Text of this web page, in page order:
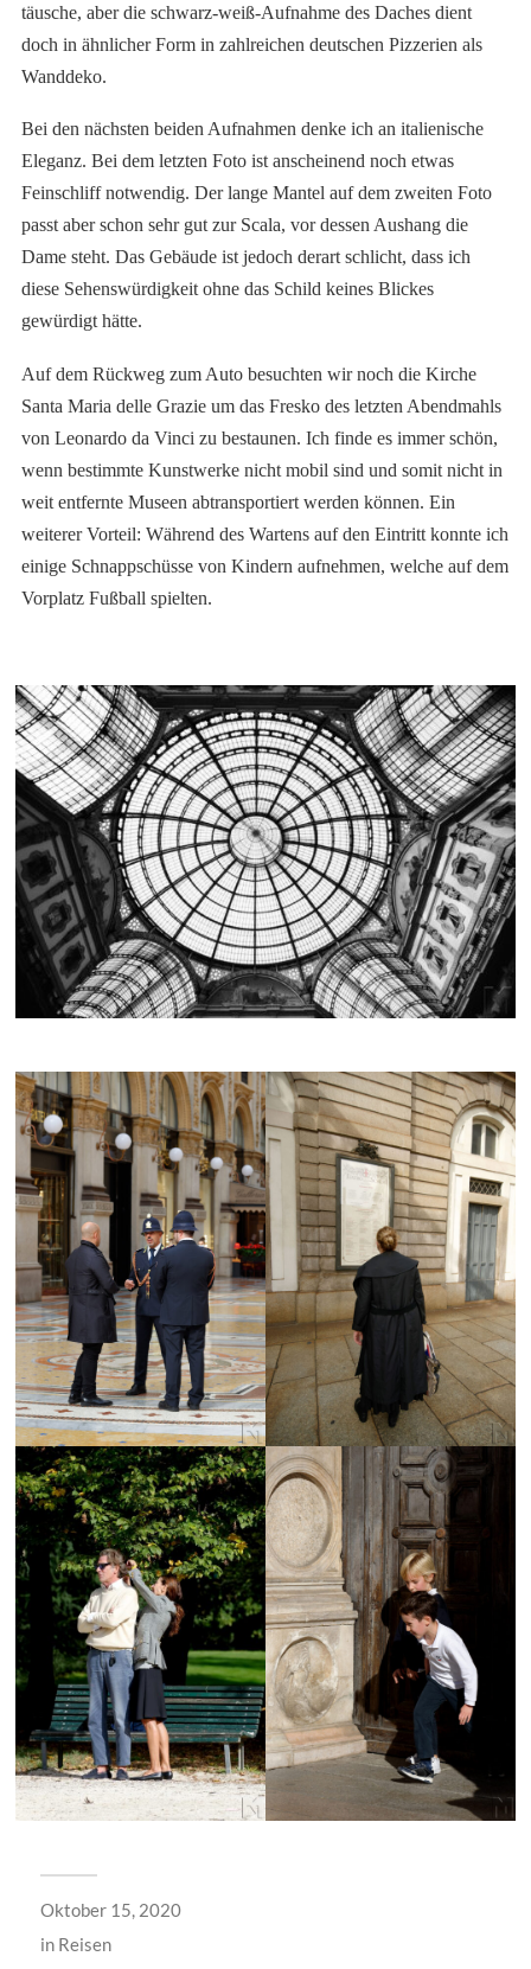
täusche, aber die schwarz-weiß-Aufnahme des Daches dient
doch in ähnlicher Form in zahlreichen deutschen Pizzerien als
Wanddeko.
Bei den nächsten beiden Aufnahmen denke ich an italienische
Eleganz. Bei dem letzten Foto ist anscheinend noch etwas
Feinschliff notwendig. Der lange Mantel auf dem zweiten Foto
passt aber schon sehr gut zur Scala, vor dessen Aushang die
Dame steht. Das Gebäude ist jedoch derart schlicht, dass ich
diese Sehenswürdigkeit ohne das Schild keines Blickes
gewürdigt hätte.
Auf dem Rückweg zum Auto besuchten wir noch die Kirche
Santa Maria delle Grazie um das Fresko des letzten Abendmahls
von Leonardo da Vinci zu bestaunen. Ich finde es immer schön,
wenn bestimmte Kunstwerke nicht mobil sind und somit nicht in
weit entfernte Museen abtransportiert werden können. Ein
weiterer Vorteil: Während des Wartens auf den Eintritt konnte ich
einige Schnappschüsse von Kindern aufnehmen, welche auf dem
Vorplatz Fußball spielten.
Oktober 15, 2020
in Reisen